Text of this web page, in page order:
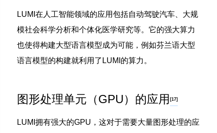
LUMI在人工智能领域的应用包括自动驾驶汽车、大规
模社会科学分析和个体化医学研究等。它的强大算力
也使得构建大型语言模型成为可能，例如芬兰语大型
语言模型的构建就利用了LUMI的算力。
图形处理单元（GPU）的应用 [17]
LUMI拥有强大的GPU，这对于需要大量图形处理的应